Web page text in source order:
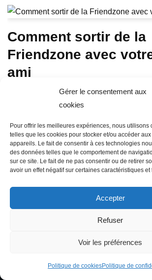
Gérer le consentement aux
cookies
Pour offrir les meilleures expériences, nous utilisons
telles que les cookies pour stocker et/ou accéder
appareils. Le fait de consentir à ces technologies
des données telles que le comportement de
sur ce site. Le fait de ne pas consentir ou de retirer
avoir un effet négatif sur certaines caractéristiques et
Accepter
Refuser
Voir les préférences
Politique de cookiesPolitique de
Comment sortir de la
Friendzone avec
ami
octobre 23, 2025
meilleur ami. Vous êtes-vous déjà
coincé dans la friendzone, surtout
vous désirez est votre meilleur ami ?
douce-amère : chérir le lien…Lire la
Neve| Propulsé par